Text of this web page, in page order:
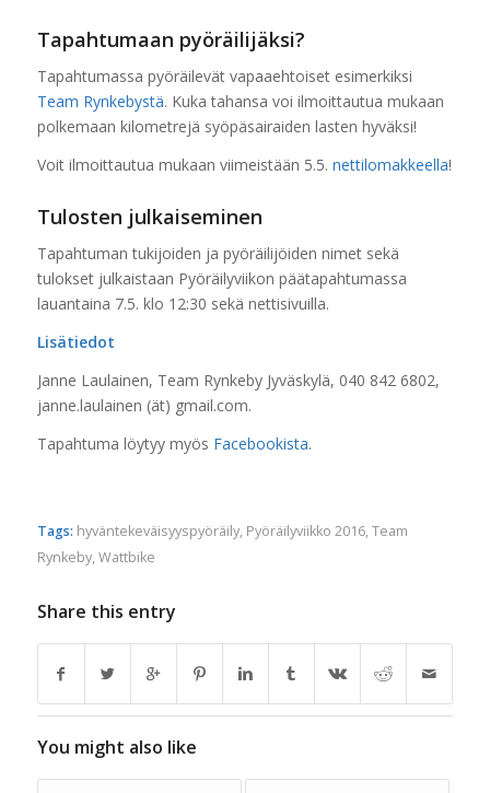
Tapahtumaan pyöräilijäksi?
Tapahtumassa pyöräilevät vapaaehtoiset esimerkiksi
Team Rynkebystä. Kuka tahansa voi ilmoittautua mukaan
polkemaan kilometrejä syöpäsairaiden lasten hyväksi!
Voit ilmoittautua mukaan viimeistään 5.5. nettilomakkeella!
Tulosten julkaiseminen
Tapahtuman tukijoiden ja pyöräilijöiden nimet sekä
tulokset julkaistaan Pyöräilyviikon päätapahtumassa
lauantaina 7.5. klo 12:30 sekä nettisivuilla.
Lisätiedot
Janne Laulainen, Team Rynkeby Jyväskylä, 040 842 6802,
janne.laulainen (ät) gmail.com.
Tapahtuma löytyy myös Facebookista.
Tags: hyväntekeväisyyspyöräily, Pyöräilyviikko 2016, Team
Rynkeby, Wattbike
Share this entry
You might also like